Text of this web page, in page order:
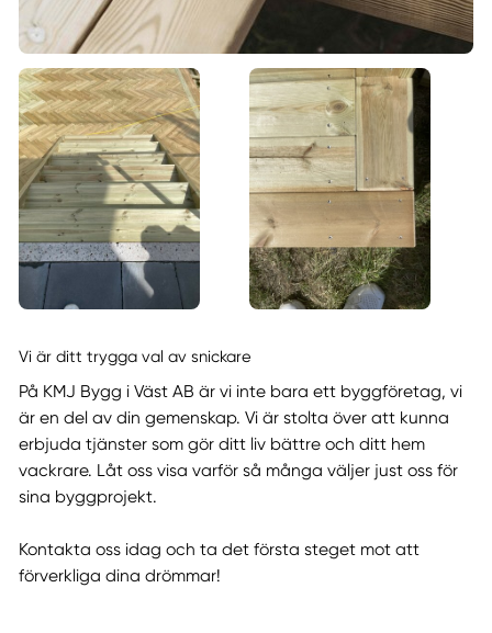
Vi är ditt trygga val av snickare
På KMJ Bygg i Väst AB är vi inte bara ett byggföretag, vi
är en del av din gemenskap. Vi är stolta över att kunna
erbjuda tjänster som gör ditt liv bättre och ditt hem
vackrare. Låt oss visa varför så många väljer just oss för
sina byggprojekt.
Kontakta oss idag och ta det första steget mot att
förverkliga dina drömmar!